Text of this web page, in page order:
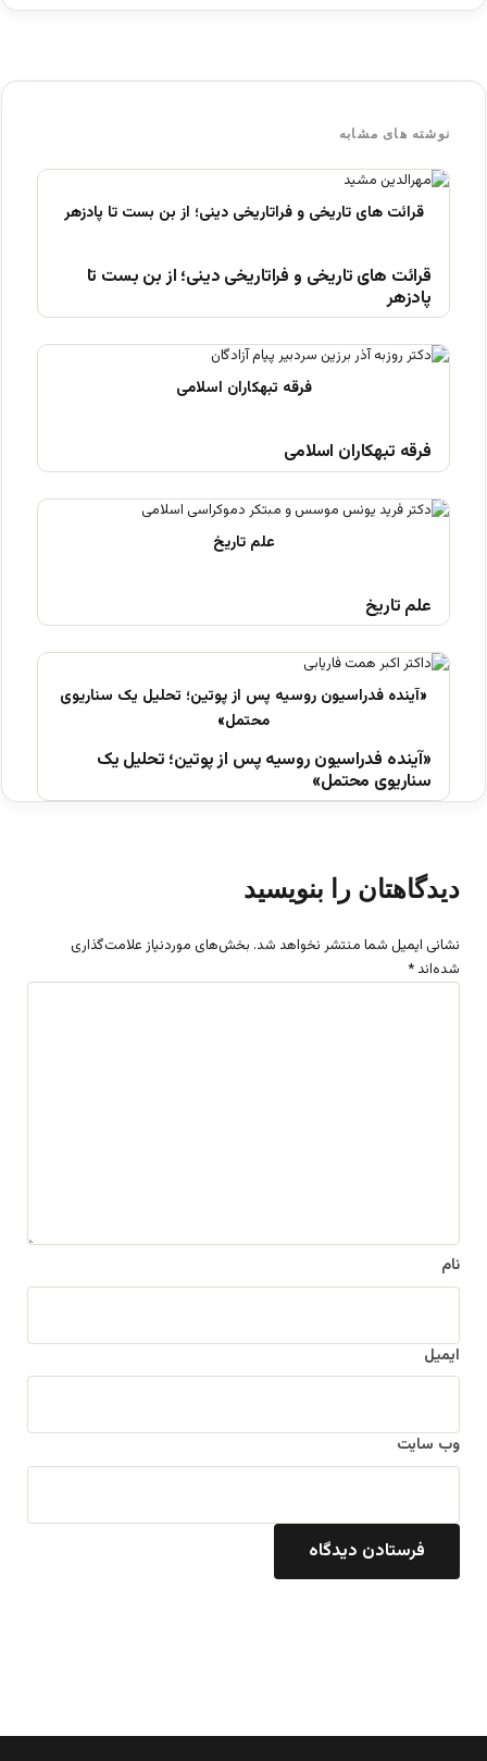
نوشته های مشابه
قرائت های تاریخی و فراتاریخی دینی؛ از بن بست تا
پادزهر
فرقه تبهکاران اسلامی
علم تاریخ
«آینده فدراسیون روسیه پس از پوتین؛ تحلیل یک
سناریوی محتمل»
دیدگاهتان را بنویسید
نشانی ایمیل شما منتشر نخواهد شد. بخش‌های موردنیاز علامت‌گذاری
شده‌اند *
نام
ایمیل
وب‌ سایت